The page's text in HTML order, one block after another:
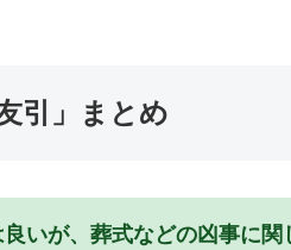
引」まとめ
良いが、葬式などの凶事に